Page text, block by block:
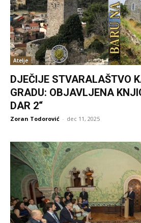
Atelje
DJEČIJE STVARALAŠTVO
GRADU: OBJAVLJENA
DAR 2“
Zoran Todorović - dec 11, 2025